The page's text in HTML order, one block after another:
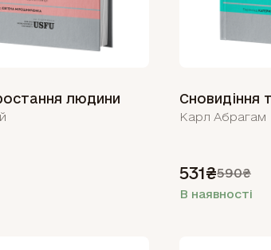
людини
Карл Абрагам
531₴590₴
В наявності